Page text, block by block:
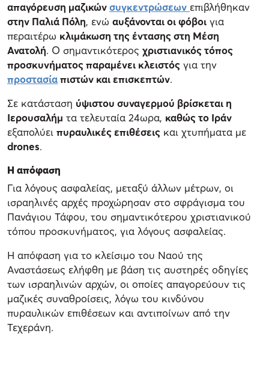
απαγόρευση μαζικώνσυγκεντρώσεων επιβλήθηκαν
στην Παλιά Πόλη, ενώ αυξάνονται οι φόβοι για
περαιτέρω κλιμάκωση της έντασης στη Μέση
Ανατολή. Ο σημαντικότερος χριστιανικός τόπος
προσκυνήματος παραμένει κλειστός για την
προστασίαπιστών και επισκεπτών.
Σε κατάσταση ύψιστου συναγερμού βρίσκεται η
Ιερουσαλήμ τα τελευταία 24ωρα, καθώς το Ιράν
εξαπολύει πυραυλικές επιθέσεις και χτυπήματα με
drones.
Η απόφαση
Για λόγους ασφαλείας, μεταξύ άλλων μέτρων, οι
ισραηλινές αρχές προχώρησαν στο σφράγισμα του
Πανάγιου Τάφου, του σημαντικότερου χριστιανικού
τόπου προσκυνήματος, για λόγους ασφαλείας.
Η απόφαση για το κλείσιμο του Ναού της
Αναστάσεως ελήφθη με βάση τις αυστηρές οδηγίες
των ισραηλινών αρχών, οι οποίες απαγορεύουν τις
μαζικές συναθροίσεις, λόγω του κινδύνου
πυραυλικών επιθέσεων και αντιποίνων από την
Τεχεράνη.